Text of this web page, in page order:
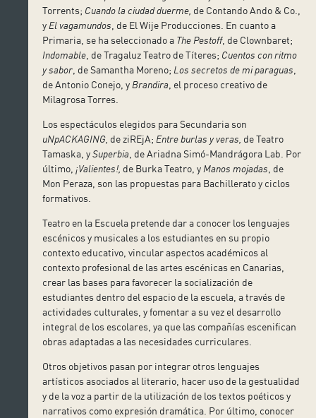
Torrents; Cuando la ciudad duerme, de Contando Ando & Co.,
y El vagamundos , de El Wije Producciones. En cuanto a
Primaria, se ha seleccionado a The Pestoff, de Clownbaret;
Indomable , de Tragaluz Teatro de Títeres; Cuentos con ritmo
y sabor , de Samantha Moreno; Los secretos de mi paraguas
de Antonio Conejo, y Brandira , el proceso creativo de
Milagrosa Torres.
Los espectáculos elegidos para Secundaria son
uNpACKAGING, de ziREjA; Entre burlas y veras, de Teatro
Tamaska, ySuperbia , de Ariadna Simó-Mandrágora Lab. Por
último, ¡Valientes!, de Burka Teatro, y Manos mojadas , de
Mon Peraza, son las propuestas para Bachillerato y ciclos
formativos.
Teatro en la Escuela pretende dar a conocer los lenguajes
escénicos y musicales a los estudiantes en su propio
contexto educativo, vincular aspectos académicos al
contexto profesional de las artes escénicas en Canarias,
crear las bases para favorecer la socialización de
estudiantes dentro del espacio de la escuela, a través de
actividades culturales, y fomentar a su vez el desarrollo
integral de los escolares, ya que las compañías escenifican
obras adaptadas a las necesidades curriculares.
Otros objetivos pasan por integrar otros lenguajes
artísticos asociados al literario, hacer uso de la gestualidad
y de la voz a partir de la utilización de los textos poéticos y
narrativos como expresión dramática. Por último, conocer